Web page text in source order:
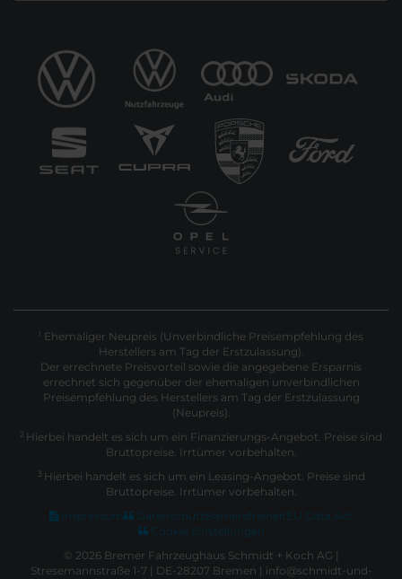
1 Ehemaliger Neupreis (Unverbindliche Preisempfehlung des
Herstellers am Tag der Erstzulassung).
Der errechnete Preisvorteil sowie die angegebene Ersparnis
errechnet sich gegenüber der ehemaligen unverbindlichen
Preisempfehlung des Herstellers am Tag der Erstzulassung
(Neupreis).
2 Hierbei handelt es sich um ein Finanzierungs-Angebot. Preise sind
Bruttopreise. Irrtümer vorbehalten.
3 Hierbei handelt es sich um ein Leasing-Angebot. Preise sind
Bruttopreise. Irrtümer vorbehalten.
Impressum
Datenschutz Barrierefreiheit EU Data Act
Cookie Einstellungen
© 2026 Bremer Fahrzeughaus Schmidt + Koch AG |
Stresemannstraße 1-7 | DE-28207 Bremen | info@schmidt-und-